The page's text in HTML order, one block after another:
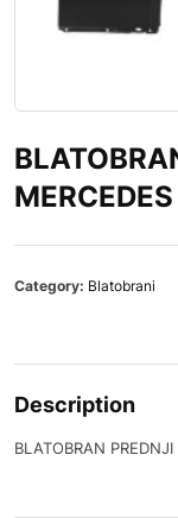
Category: Blatobrani
Description
BLATOBRAN